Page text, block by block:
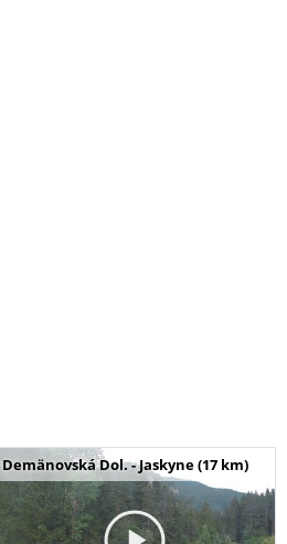
Demänovská Dol. - Jaskyne (17 km)